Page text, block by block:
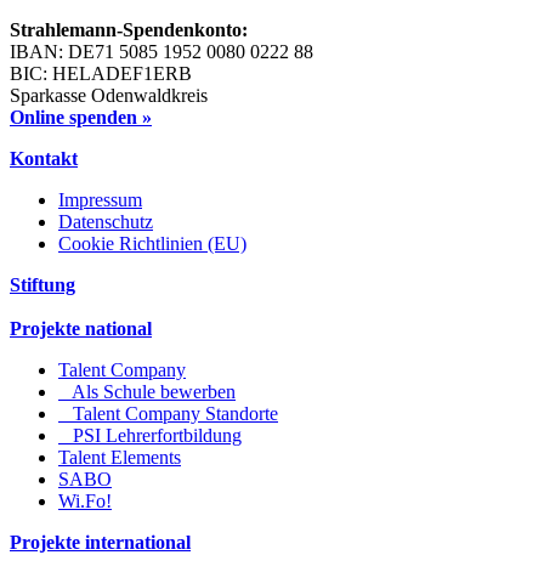
Strahlemann-Spendenkonto:
IBAN: DE71 5085 1952 0080 0222 88
BIC: HELADEF1ERB
Sparkasse Odenwaldkreis
Online spenden »
Kontakt
Impressum
Datenschutz
Cookie Richtlinien (EU)
Stiftung
Projekte national
Talent Company
Als Schule bewerben
Talent Company Standorte
PSI Lehrerfortbildung
Talent Elements
SABO
Wi.Fo!
Projekte international